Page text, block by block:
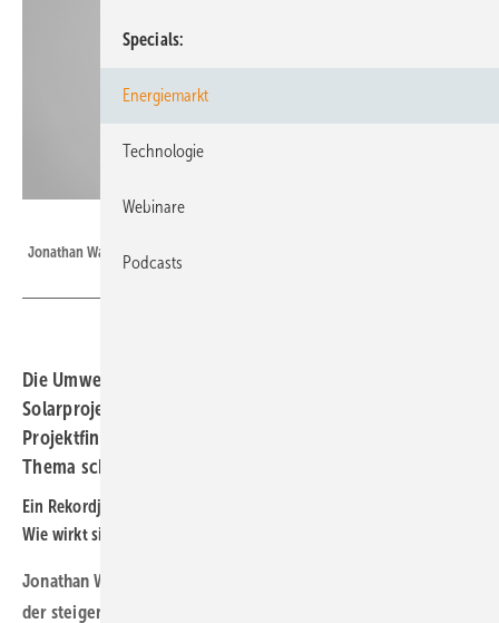
Jonathan Wagner, Teamleiter Wind bei der UmweltBank
Die UmweltBank hat mit Wind- und
Solarprojektfinanzierungen alle Hände voll zu tun.
Projektfinanzierer Jonathan Wagner rät daher, das
Thema schnell anzugehen.
Ein Rekordjahr beim Thema Windgenehmigung liegt hinter uns.
Wie wirkt sich das auf Sie als Finanzierer aus?
Jonathan Wagner: Wir merken das Rekordjahr mittlerweile in
der steigenden Anzahl an Finanzierungsanfragen, die uns
Specials
Energiemarkt
Technologie
Webinare
Podcasts